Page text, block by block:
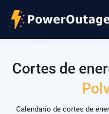
Cortes de
Calendario de cortes de